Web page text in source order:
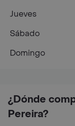
¿Dónde
Pereira?
Jueves
Sábado
Domingo